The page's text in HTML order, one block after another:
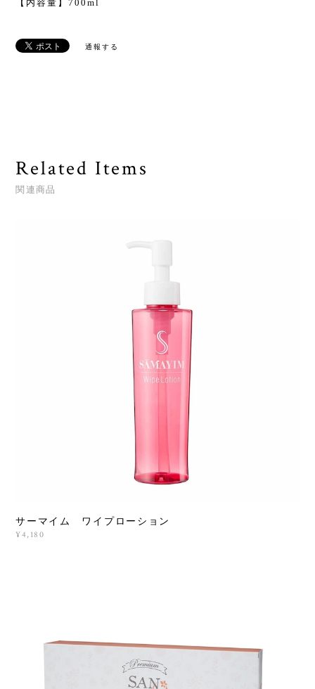
【内容量】700ml
通報する
Related Items
関連商品
サーマイム ワイプローション
¥4,180